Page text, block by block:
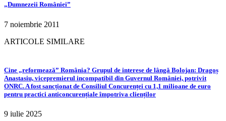
„Dumnezeii României”
7 noiembrie 2011
ARTICOLE SIMILARE
Cine „reformează” România? Grupul de interese de lângă Bolojan: Dragoș
Anastasiu, vicepremierul incompatibil din Guvernul României, potrivit
ONRC. A fost sancționat de Consiliul Concurenței cu 1,1 milioane de euro
pentru practici anticoncurențiale împotriva clienților
9 iulie 2025